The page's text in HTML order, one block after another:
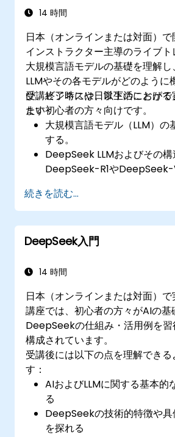
14 時間
日本（オンラインまたは対面）
インストラクター主導のライブト
大規模言語モデルの基礎を理解
LLMやその各モデルがどのように
び、ビジネスや日常生活におけ
たい初心者の方々向けです。
受講終了時には、以下のことが
ます：
大規模言語モデル（LLM）の
する。
DeepSeek LLMおよびその
DeepSeek-R1やDeepSeek-
さまざまなビジネスシーンに
DeepSeek LLMの実用的な
る。
日常的なタスク向けに
続きを読む...
DeepSeek入門
14 時間
日本（オンラインまたは対面）
講座では、初心者の方々がAIの基
DeepSeekの仕組み・活用例を
構成されています。
受講後には以下の点を理解できる
す：
AIおよびLLMに関する基本的
る
DeepSeekの技術的特徴や具
を探れる